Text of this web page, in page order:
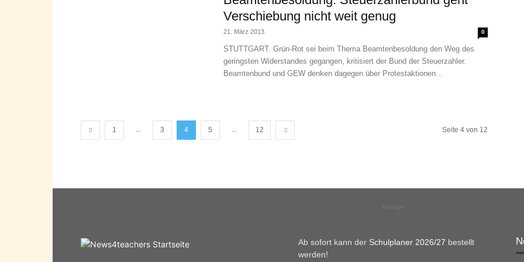
Verschiebung nicht weit genug
21. März 2013 0
STUTTGART. Grün-Rot sei beim Thema Beamtenbesoldung den Weg des
geringsten Widerstandes gegangen, kritisiert der Bund der Steuerzahler.
Beamtenbund und GEW denken dagegen über Protestaktionen...
1 ... 3 4 5 ... 12 Seite 4 von 12
Ab sofort kann der Schulplaner 2026/27 bestellt
werden!